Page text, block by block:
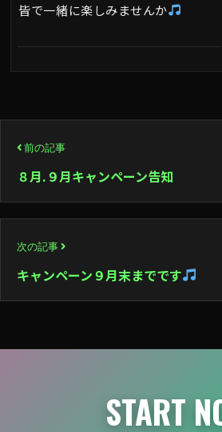
皆で一緒に楽しみませんか
稿
ナ
ビ
ゲ
ー
ョ
前の記事
８月.９月キャンペーン告知
次の記事
キャンペーン９月末までです
START